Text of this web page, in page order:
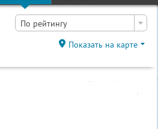
По рейтингу
Показать на карте